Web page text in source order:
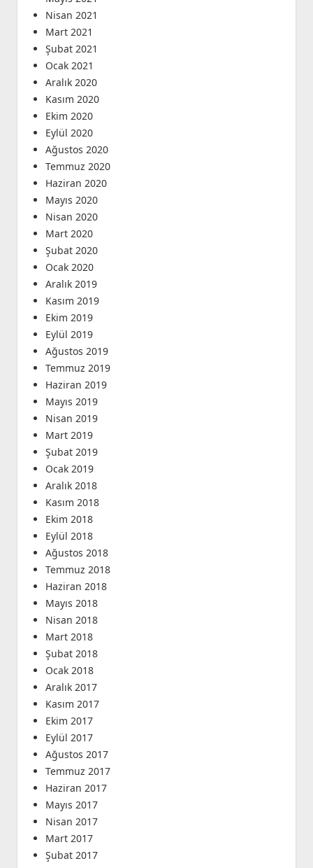
Nisan 2021
Mart 2021
Şubat 2021
Ocak 2021
Aralık 2020
Kasım 2020
Ekim 2020
Eylül 2020
Ağustos 2020
Temmuz 2020
Haziran 2020
Mayıs 2020
Nisan 2020
Mart 2020
Şubat 2020
Ocak 2020
Aralık 2019
Kasım 2019
Ekim 2019
Eylül 2019
Ağustos 2019
Temmuz 2019
Haziran 2019
Mayıs 2019
Nisan 2019
Mart 2019
Şubat 2019
Ocak 2019
Aralık 2018
Kasım 2018
Ekim 2018
Eylül 2018
Ağustos 2018
Temmuz 2018
Haziran 2018
Mayıs 2018
Nisan 2018
Mart 2018
Şubat 2018
Ocak 2018
Aralık 2017
Kasım 2017
Ekim 2017
Eylül 2017
Ağustos 2017
Temmuz 2017
Haziran 2017
Mayıs 2017
Nisan 2017
Mart 2017
Şubat 2017